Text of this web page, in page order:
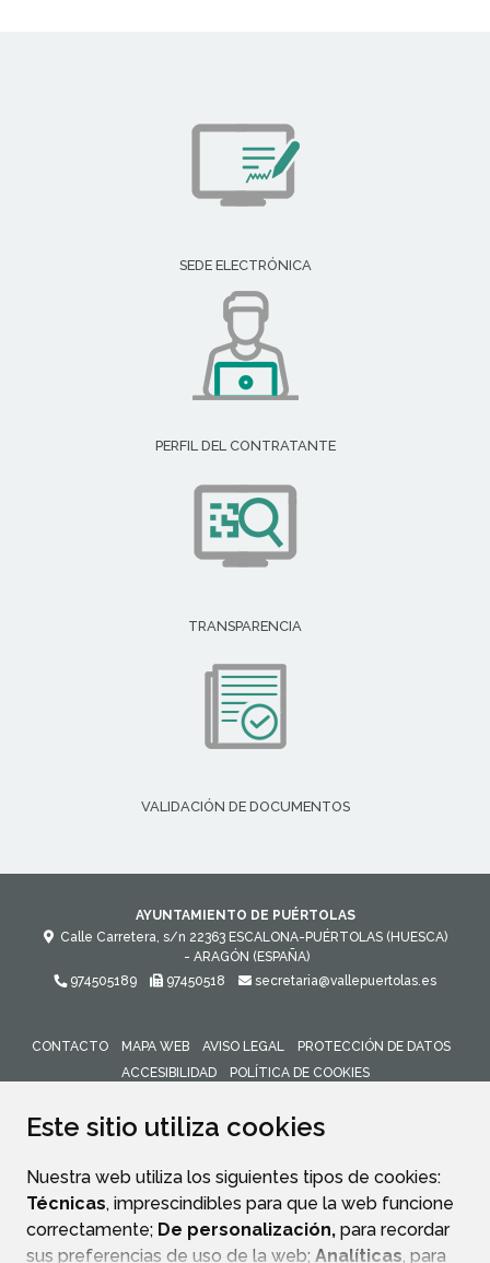
Este sitio utiliza cookies
Nuestra web utiliza los siguientes tipos de cookies:
Técnicas, imprescindibles para que la web funcione
correctamente; De personalización, para recordar
sus preferencias de uso de la web; Analíticas, para
SEDE ELECTRÓNICA
PERFIL DEL CONTRATANTE
TRANSPARENCIA
VALIDACIÓN DE DOCUMENTOS
AYUNTAMIENTO DE PUÉRTOLAS
Calle Carretera, s/n 22363 ESCALONA-PUÉRTOLAS (HUESCA)
- ARAGÓN (ESPAÑA)
974505189
97450518 secretaria@vallepuertolas.es
CONTACTO MAPA WEB AVISO LEGAL
PROTECCIÓN DE DATOS
ACCESIBILIDAD
POLÍTICA DE COOKIES